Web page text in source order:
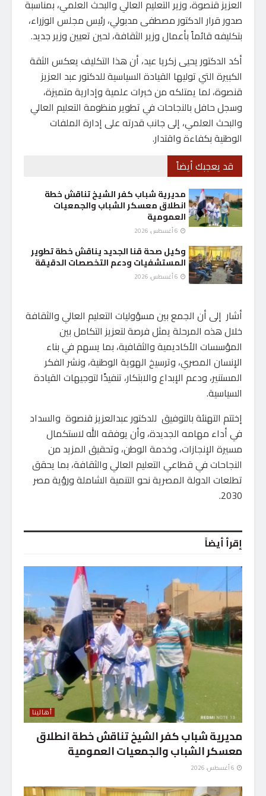
العزيز قنصوة، وزير التعليم العالي والبحث العلمي، بمناسبة
صدور قرار الدكتور مصطفى مدبولي، رئيس مجلس الوزراء،
بتكليفه قائماً بأعمال وزير الثقافة، لحين تعيين وزير جديد.
أكد الدكتور يحيى زكريا عيد، أن هذا التكليف يعكس الثقة
الكبيرة التي توليها القيادة السياسية للدكتور عبد العزيز
قنصوة، لما يمتلكه من خبرات علمية وإدارية متميزة،
وسجل حافل بالنجاحات في تطوير منظومة التعليم العالي
والبحث العلمي، إلى جانب قدرته على إدارة الملفات
الوطنية بكفاءة واقتدار.
قد يعجبك أيضاً
مديرية شباب كفر الشيخ تناقش خطة
انطلاق معسكر الشباب والجمعيات
العمومية
وكيل صحة قنا الجديد يناقش خطة تطوير
المستشفيات ودعم التخصصات الدقيقة
أشار إلى أن الجمع بين مسؤوليات التعليم العالي والثقافة
خلال هذه المرحلة يمثل فرصة لتعزيز التكامل بين
المؤسسات الأكاديمية والثقافية، بما يسهم في بناء
الإنسان المصري، وترسيخ الهوية الوطنية، ونشر الفكر
المستنير، ودعم الإبداع والابتكار، تنفيذًا لتوجيهات القيادة
السياسية.
إختتم التهنئة بالتوفيق للدكتور عبدالعزيز قنصوة والسداد
في أداء مهامه الجديدة، وأن يوفقه الله لاستكمال
مسيرة الإنجازات، وخدمة الوطن، وتحقيق المزيد من
النجاحات في قطاعي التعليم العالي والثقافة، بما يحقق
تطلعات الدولة المصرية نحو التنمية الشاملة ورؤية مصر
2030.
إقرأ أيضاً
أهالينا
مديرية شباب كفر الشيخ تناقش خطة انطلاق
معسكر الشباب والجمعيات العمومية